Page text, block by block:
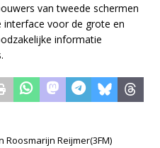
van tweede schermen
interface voor de grote en
informatie
Roosmarijn Reijmer(3FM)